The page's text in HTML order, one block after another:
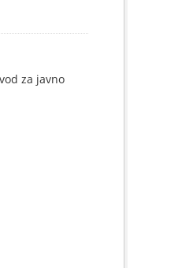
za javno